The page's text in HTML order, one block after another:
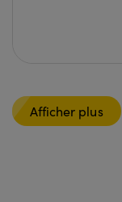
Afficher plus